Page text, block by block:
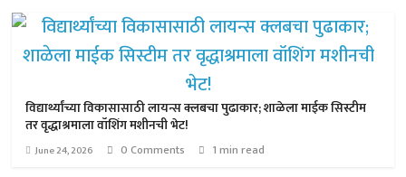
विद्यार्थ्यांच्या विकासासाठी लायन्स क्लबचा पुढाकार; शाळेला माईक सिस्टीम
तर वृद्धाश्रमाला वॉशिंग मशीनची भेट!
June 24, 2026 0 Comments 1 min read